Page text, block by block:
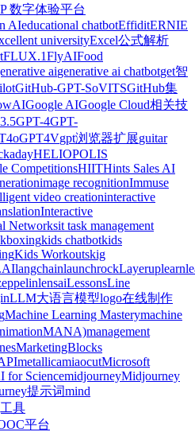
数字体验平台
AIeducational chatbotEffiditERNIE
universityExcel公式解析
FLUX.1FlyAIFood
aigenerative ai chatbotget智
GitHub-GPT-SoVITSGitHub集
Google AIGoogle Cloud相关技
GPT-4GPT-
GPT4Vgpt浏览器扩展guitar
HELIOPOLIS
CompetitionsHIITHints Sales AI
image recognitionImmuse
video creationinteractive
Interactive
Networksit task management
kids chatbotkids
Kids Workoutskig
langchainlaunchrockLayeruplearn
lensaiLessonsLine
LLM大语言模型logo在线制作
Machine Learning Masterymachine
MANA)management
MarketingBlocks
metallicamiaocutMicrosoft
for SciencemidjourneyMidjourney
提示词mind
具
平台